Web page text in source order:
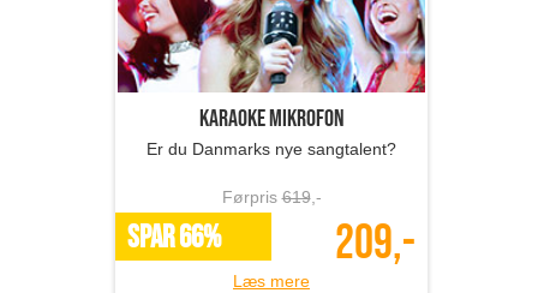
Karaoke mikrofon
Er du Danmarks nye sangtalent?
Førpris619,-
SPAR 66% 209,-
Læs mere